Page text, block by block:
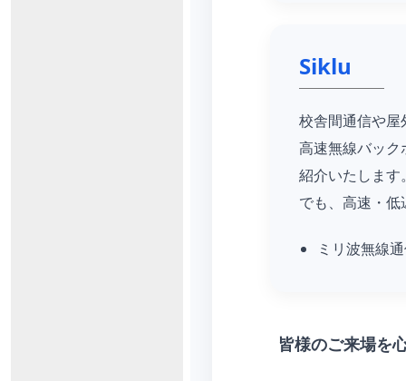
Siklu
校舎間通信や
高速無線バッ
紹介いたしま
でも、高速・
ミリ波無線
皆様のご来場を